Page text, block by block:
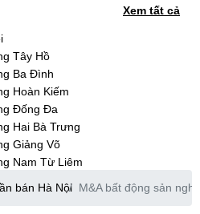
Xem tất cả
Tây Hồ
Ba Đình
Hoàn Kiếm
Đống Đa
Hai Bà Trưng
Giảng Võ
Nam Từ Liêm
Cầu Giấy
Thanh Xuân
bán Hà Nội M&A bất động sản